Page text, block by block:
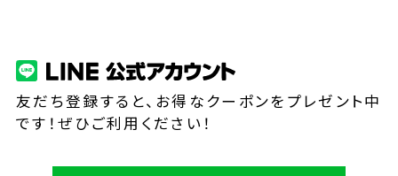
友だち登録すると、お得なクーポンをプレゼント中
です！ぜひご利用ください！